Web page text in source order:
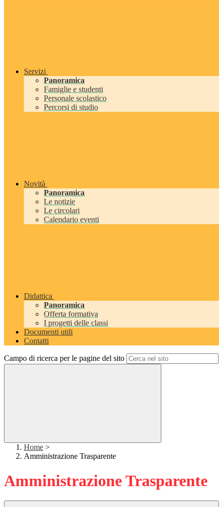
Servizi
Panoramica
Famiglie e studenti
Personale scolastico
Percorsi di studio
Novità
Panoramica
Le notizie
Le circolari
Calendario eventi
Didattica
Panoramica
Offerta formativa
I progetti delle classi
Documenti utili
Contatti
Campo di ricerca per le pagine del sito
Home >
Amministrazione Trasparente
Amministrazione Trasparente